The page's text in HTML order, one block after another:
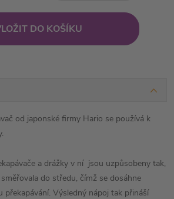
DO KOŠÍKU
od japonské firmy Hario se používá k
a drážky v ní jsou uzpůsobeny tak,
do středu, čímž se dosáhne
překapávání. Výsledný nápoj tak přináší